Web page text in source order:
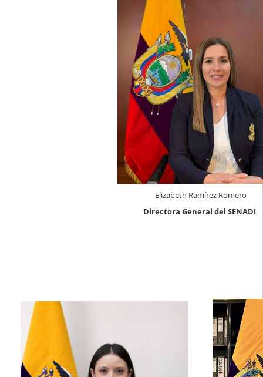
Elizabeth Ramírez Romero
Directora General del SENADI